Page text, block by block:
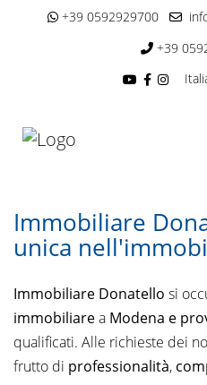
+39 0592929700
+39
Immobiliare
unica
Immobiliare Donatello si
immobiliarea Modena e
qualificati. Alle richieste dei
frutto di professionalità,